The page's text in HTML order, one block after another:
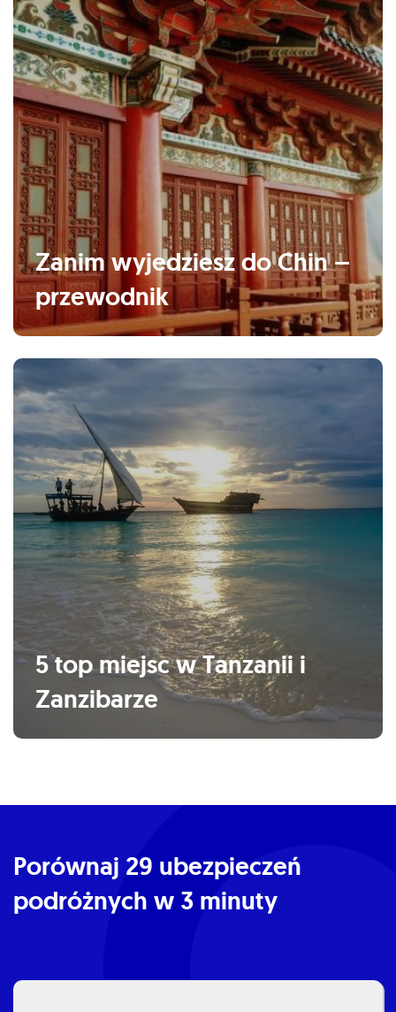
Zanim wyjedziesz do Chin –
przewodnik
5 top miejsc w Tanzanii i
Zanzibarze
Porównaj 29 ubezpieczeń
podróżnych w 3 minuty​